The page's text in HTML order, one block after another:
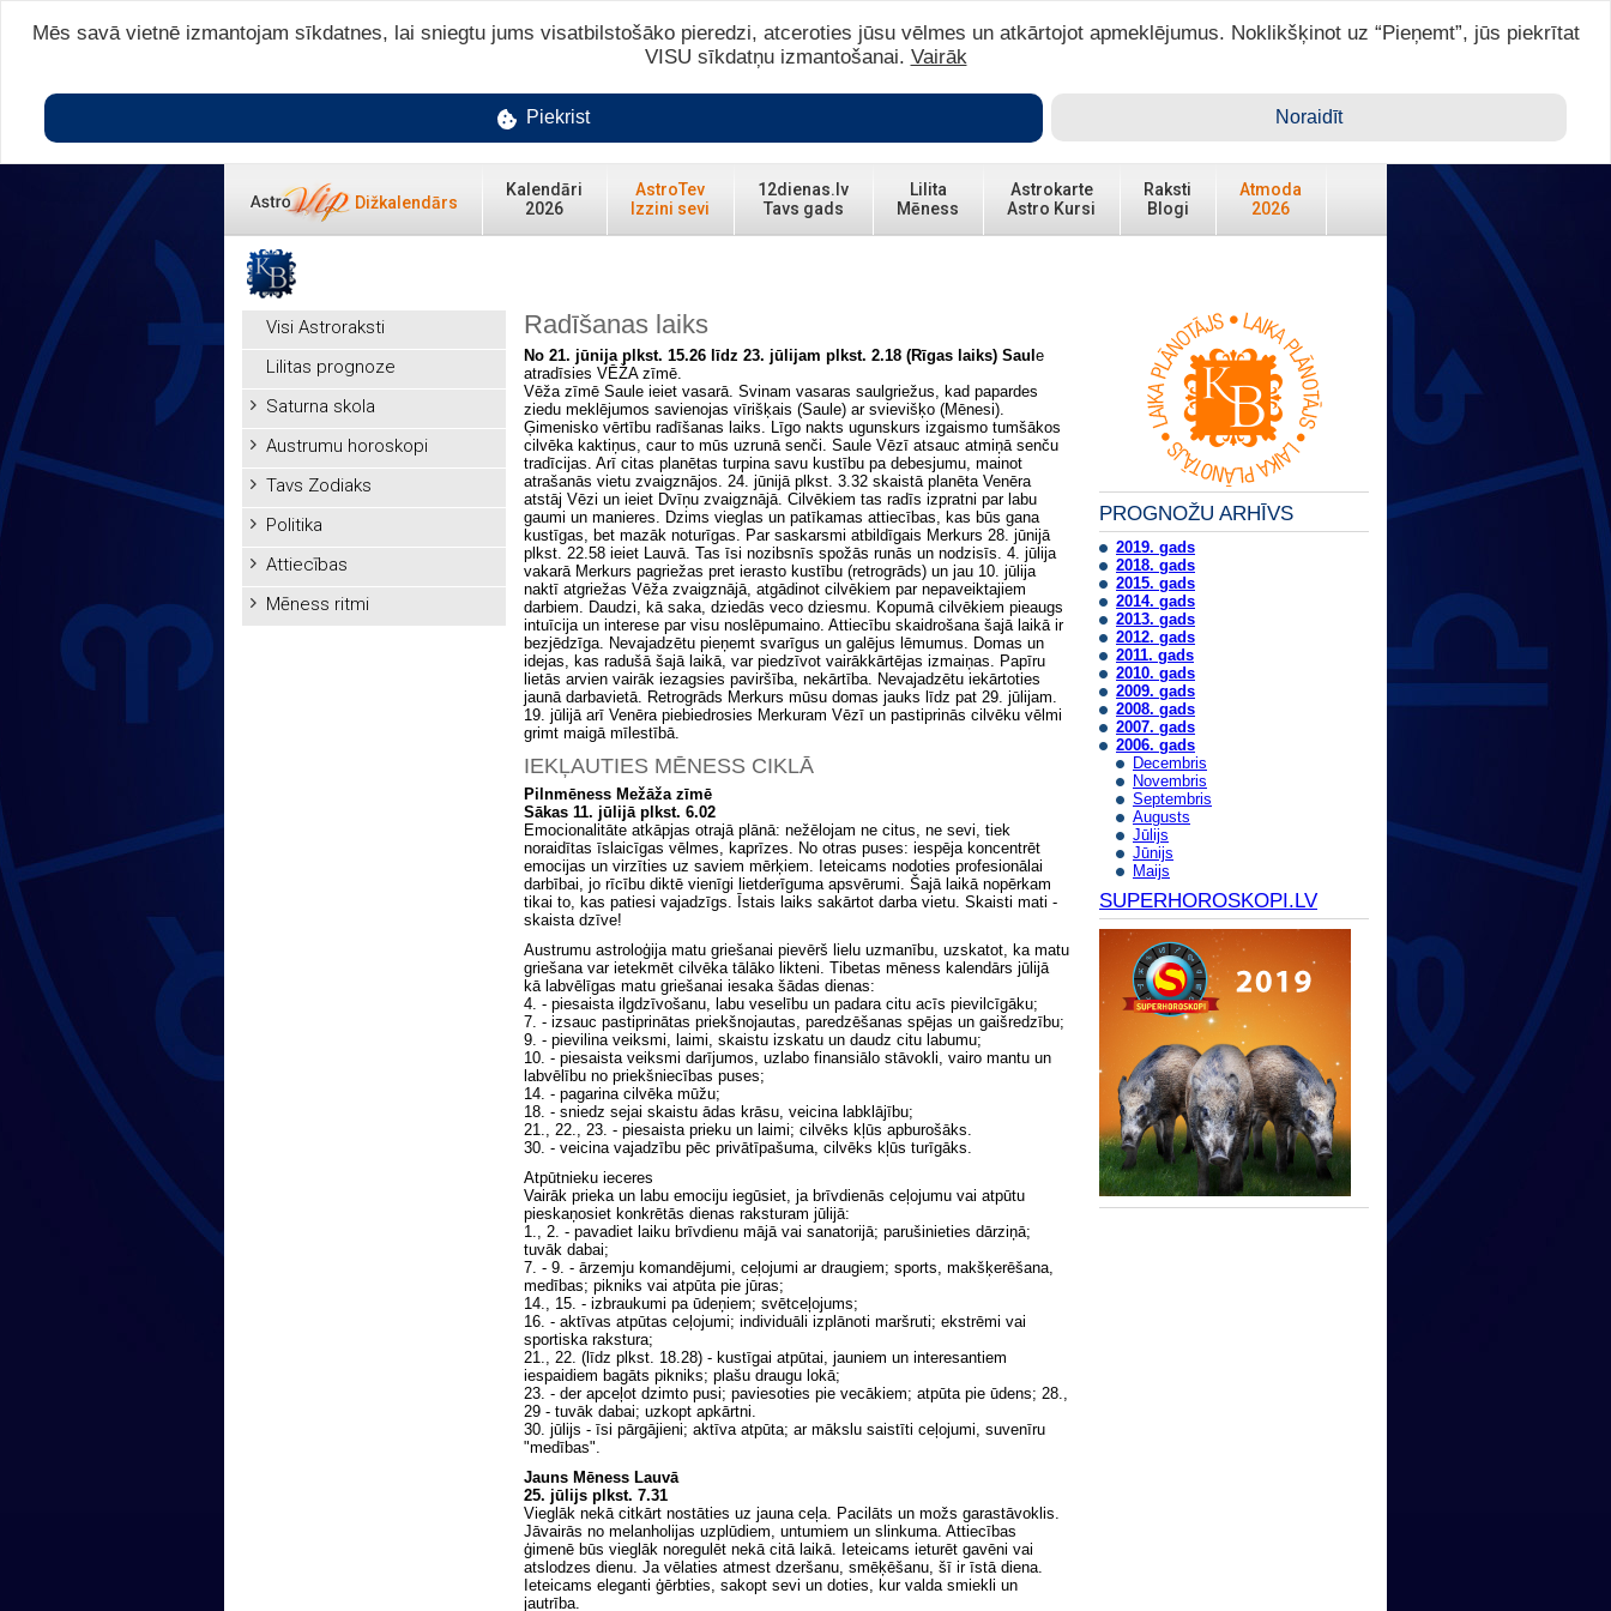
Ienākt ar ASTRO VIP >
Dižkalendārs
Kalendāri
2026
AstroTev
Izzini sevi
12dienas.lv
Tavs gads
Lilita
Mēness
Astrokarte
Astro Kursi
Raksti
Blogi
Atmoda
2026
Visi Astroraksti
Lilitas prognoze
Saturna skola
Austrumu horoskopi
Tavs Zodiaks
Politika
Attiecības
Mēness ritmi
Radīšanas laiks
No 21. jūnija plkst. 15.26 līdz 23. jūlijam plkst. 2.18 (Rīgas laiks) Saul e
atradīsies VĒŽA zīmē.
Vēža zīmē Saule ieiet vasarā. Svinam vasaras saulgriežus, kad papardes
ziedu meklējumos savienojas vīrišķais (Saule) ar svievišķo (Mēnesi).
Ģimenisko vērtību radīšanas laiks. Līgo nakts ugunskurs izgaismo tumšākos
cilvēka kaktiņus, caur to mūs uzrunā senči. Saule Vēzī atsauc atmiņā senču
tradīcijas. Arī citas planētas turpina savu kustību pa debesjumu, mainot
atrašanās vietu zvaigznājos. 24. jūnijā plkst. 3.32 skaistā planēta Venēra
atstāj Vēzi un ieiet Dvīņu zvaigznājā. Cilvēkiem tas radīs izpratni par labu
gaumi un manieres. Dzims vieglas un patīkamas attiecības, kas būs gana
kustīgas, bet mazāk noturīgas. Par saskarsmi atbildīgais Merkurs 28. jūnijā
plkst. 22.58 ieiet Lauvā. Tas īsi nozibsnīs spožās runās un nodzisīs. 4. jūlija
vakarā Merkurs pagriežas pret ierasto kustību (retrogrāds) un jau 10. jūlija
naktī atgriežas Vēža zvaigznājā, atgādinot cilvēkiem par nepaveiktajiem
darbiem. Daudzi, kā saka, dziedās veco dziesmu. Kopumā cilvēkiem pieaugs
intuīcija un interese par visu noslēpumaino. Attiecību skaidrošana šajā laikā ir
bezjēdzīga. Nevajadzētu pieņemt svarīgus un galējus lēmumus. Domas un
idejas, kas radušā šajā laikā, var piedzīvot vairākkārtējas izmaiņas. Papīru
lietās arvien vairāk iezagsies paviršība, nekārtība. Nevajadzētu iekārtoties
jaunā darbavietā. Retrogrāds Merkurs mūsu domas jauks līdz pat 29. jūlijam.
19. jūlijā arī Venēra piebiedrosies Merkuram Vēzī un pastiprinās cilvēku vēlmi
grimt maigā mīlestībā.
IEKĻAUTIES MĒNESS CIKLĀ
Pilnmēness Mežāža zīmē
Sākas 11. jūlijā plkst. 6.02
Emocionalitāte atkāpjas otrajā plānā: nežēlojam ne citus, ne sevi, tiek
noraidītas īslaicīgas vēlmes, kaprīzes. No otras puses: iespēja koncentrēt
emocijas un virzīties uz saviem mērķiem. Ieteicams nodoties profesionālai
darbībai, jo rīcību diktē vienīgi lietderīguma apsvērumi. Šajā laikā nopērkam
tikai to, kas patiesi vajadzīgs. Īstais laiks sakārtot darba vietu. Skaisti mati -
skaista dzīve!
Austrumu astroloģija matu griešanai pievērš lielu uzmanību, uzskatot, ka matu
griešana var ietekmēt cilvēka tālāko likteni. Tibetas mēness kalendārs jūlijā
kā labvēlīgas matu griešanai iesaka šādas dienas:
4. - piesaista ilgdzīvošanu, labu veselību un padara citu acīs pievilcīgāku;
7. - izsauc pastiprinātas priekšnojautas, paredzēšanas spējas un gaišredzību;
9. - pievilina veiksmi, laimi, skaistu izskatu un daudz citu labumu;
10. - piesaista veiksmi darījumos, uzlabo finansiālo stāvokli, vairo mantu un
labvēlību no priekšniecības puses;
14. - pagarina cilvēka mūžu;
18. - sniedz sejai skaistu ādas krāsu, veicina labklājību;
21., 22., 23. - piesaista prieku un laimi; cilvēks kļūs apburošāks.
30. - veicina vajadzību pēc privātīpašuma, cilvēks kļūs turīgāks.
Atpūtnieku ieceres
Vairāk prieka un labu emociju iegūsiet, ja brīvdienās ceļojumu vai atpūtu
pieskaņosiet konkrētās dienas raksturam jūlijā:
1., 2. - pavadiet laiku brīvdienu mājā vai sanatorijā; parušinieties dārziņā;
tuvāk dabai;
7. - 9. - ārzemju komandējumi, ceļojumi ar draugiem; sports, makšķerēšana,
medības; pikniks vai atpūta pie jūras;
14., 15. - izbraukumi pa ūdeņiem; svētceļojums;
16. - aktīvas atpūtas ceļojumi; individuāli izplānoti maršruti; ekstrēmi vai
sportiska rakstura;
21., 22. (līdz plkst. 18.28) - kustīgai atpūtai, jauniem un interesantiem
iespaidiem bagāts pikniks; plašu draugu lokā;
23. - der apceļot dzimto pusi; paviesoties pie vecākiem; atpūta pie ūdens; 28.,
29 - tuvāk dabai; uzkopt apkārtni.
30. jūlijs - īsi pārgājieni; aktīva atpūta; ar mākslu saistīti ceļojumi, suvenīru
"medības".
Jauns Mēness Lauvā
25. jūlijs plkst. 7.31
Vieglāk nekā citkārt nostāties uz jauna ceļa. Pacilāts un možs garastāvoklis.
Jāvairās no melanholijas uzplūdiem, untumiem un slinkuma. Attiecības
ģimenē būs vieglāk noregulēt nekā citā laikā. Ieteicams ieturēt gavēni vai
atslodzes dienu. Ja vēlaties atmest dzeršanu, smēķēšanu, šī ir īstā diena.
Ieteicams eleganti ģērbties, sakopt sevi un doties, kur valda smiekli un
jautrība.
PROGNOŽU ARHĪVS
2019. gads
2018. gads
2015. gads
2014. gads
2013. gads
2012. gads
2011. gads
2010. gads
2009. gads
2008. gads
2007. gads
2006. gads
Decembris
Novembris
Septembris
Augusts
Jūlijs
Jūnijs
Maijs
SUPERHOROSKOPI.LV
Mēs savā vietnē izmantojam sīkdatnes, lai sniegtu jums visatbilstošāko pieredzi, atceroties jūsu vēlmes un atkārtojot apmeklējumus. Noklikšķinot uz “Pieņemt”, jūs piekrītat
VISU sīkdatņu izmantošanai. Vairāk
Piekrist Noraidīt